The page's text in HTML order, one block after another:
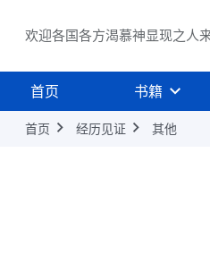
欢迎各国各方渴慕神显现之人
首页 书籍
首页 经历见证 其他